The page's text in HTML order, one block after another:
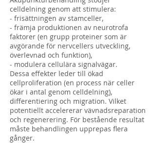
celldelning genom att stimulera:
- frisättningen av stamceller,
- främja produktionen av neurotrofa
faktorer (en grupp proteiner som är
avgörande för nervcellers utveckling,
överlevnad och funktion),
- modulera cellulära signalvägar.
Dessa effekter leder till ökad
cellproliferation (en process när celler
ökar i antal genom celldelning),
differentiering och migration. Vilket
potentiellt accelererar vävnadsreparation
och regenerering. För bestående resultat
måste behandlingen upprepas flera
gånger.